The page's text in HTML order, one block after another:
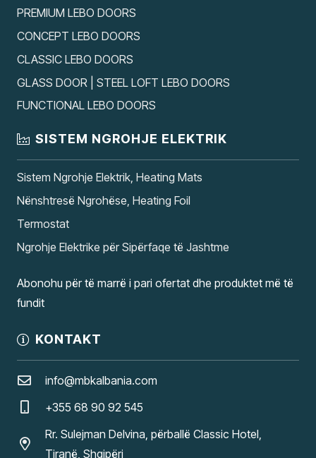
PREMIUM LEBO DOORS
CONCEPT LEBO DOORS
CLASSIC LEBO DOORS
GLASS DOOR | STEEL LOFT LEBO DOORS
FUNCTIONAL LEBO DOORS
SISTEM NGROHJE ELEKTRIK
Sistem Ngrohje Elektrik, Heating Mats
Nënshtresë Ngrohëse, Heating Foil
Termostat
Ngrohje Elektrike për Sipërfaqe të Jashtme
Abonohu për të marrë i pari ofertat dhe produktet më të
fundit
KONTAKT
info@mbkalbania.com
+355 68 90 92 545
Rr. Sulejman Delvina, përballë Classic Hotel,
Tiranë, Shqipëri